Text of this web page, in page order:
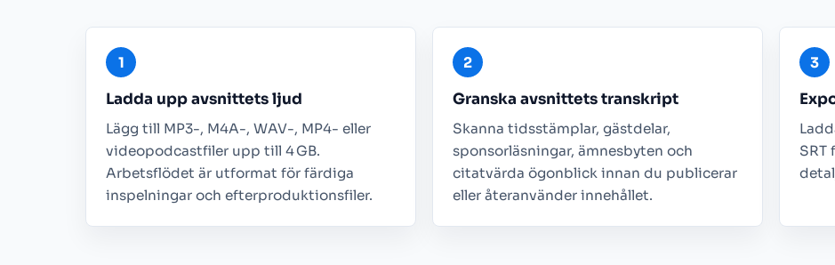
Ladda upp avsnittets ljud
Lägg till MP3-, M4A-, WAV-, MP4- eller
videopodcastfiler upp till 4 GB.
Arbetsflödet är utformat för färdiga
inspelningar och efterproduktionsfiler.
Granska avsnittets transkript
Skanna tidsstämplar, gästdelar,
sponsorläsningar, ämnesbyten och
citatvärda ögonblick innan du publicerar
eller återanvänder innehållet.